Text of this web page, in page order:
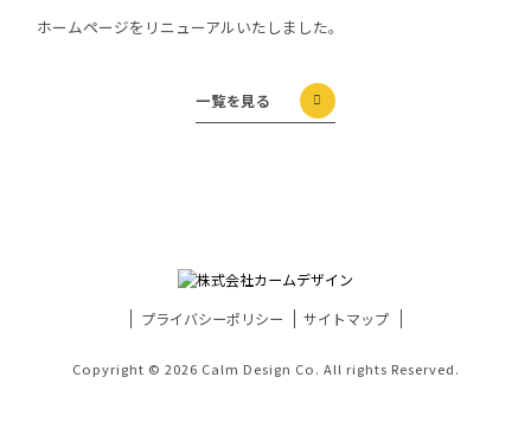
ホームページをリニューアルいたしました。
一覧を見る
プライバシーポリシー サイトマップ
Copyright © 2026 Calm Design Co. All rights Reserved.